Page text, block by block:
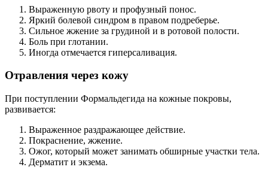
Выраженную рвоту и профузный понос.
Яркий болевой синдром в правом подреберье.
Сильное жжение за грудиной и в ротовой полости.
Боль при глотании.
Иногда отмечается гиперсаливация.
Отравления через кожу
При поступлении Формальдегида на кожные покровы,
развивается:
Выраженное раздражающее действие.
Покраснение, жжение.
Ожог, который может занимать обширные участки тела.
Дерматит и экзема.